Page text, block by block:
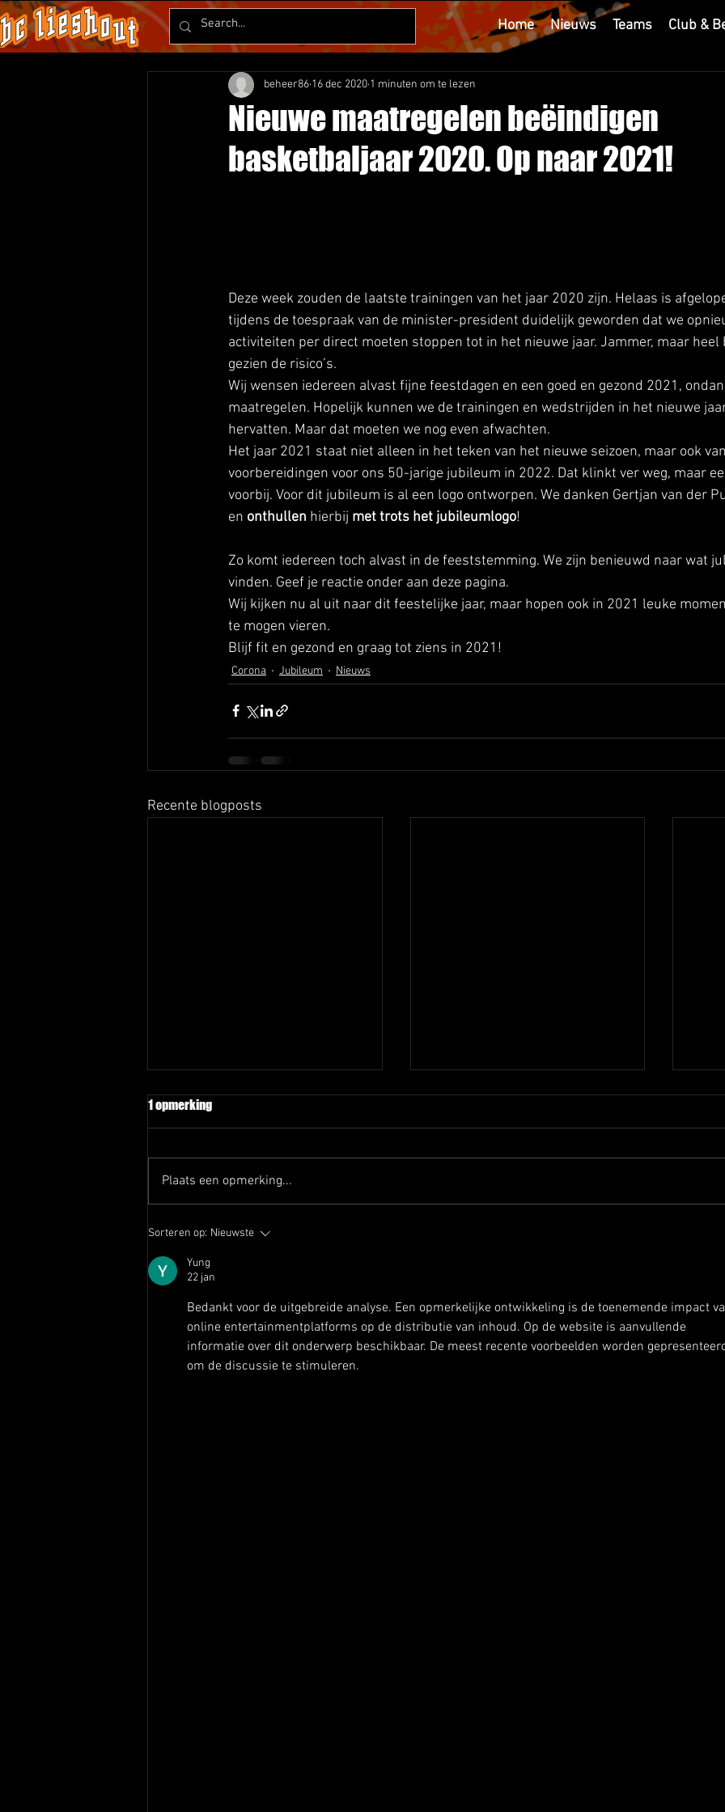
Home Nieuws Teams Club &
Nieuwe maatregelen beëindigen
basketbaljaar 2020. Op naar 2021!
beheer86 16 dec 2020 1 minuten om te lezen
Deze week zouden de laatste trainingen van het jaar 2020 zijn. Helaas is
tijdens de toespraak van de minister-president duidelijk geworden dat we
activiteiten per direct moeten stoppen tot in het nieuwe jaar. Jammer, maar
gezien de risico’s.
Wij wensen iedereen alvast fijne feestdagen en een goed en gezond 2021,
maatregelen. Hopelijk kunnen we de trainingen en wedstrijden in het nieuwe
hervatten. Maar dat moeten we nog even afwachten.
Het jaar 2021 staat niet alleen in het teken van het nieuwe seizoen, maar ook
voorbereidingen voor ons 50-jarige jubileum in 2022. Dat klinkt ver weg, maar
voorbij. Voor dit jubileum is al een logo ontworpen. We danken Gertjan van der
en onthullen hierbij met trots het jubileumlogo!
Zo komt iedereen toch alvast in de feeststemming. We zijn benieuwd naar wat
vinden. Geef je reactie onder aan deze pagina.
Wij kijken nu al uit naar dit feestelijke jaar, maar hopen ook in 2021 leuke
te mogen vieren.
Blijf fit en gezond en graag tot ziens in 2021!
Corona Jubileum Nieuws
Recente blogposts
Afscheid Rob en Joep
Succesvol All Star Weekend
voor leden, fans en vrienden van
won
met
1 opmerking
Plaats een opmerking...
Sorteren op: Nieuwste
Yung
22 jan
Bedankt voor de uitgebreide analyse. Een opmerkelijke ontwikkeling is de toenemende impact
online entertainmentplatforms op de distributie van inhoud. Op de website is aanvullende
informatie over dit onderwerp beschikbaar. De meest recente voorbeelden worden
om de discussie te stimuleren.